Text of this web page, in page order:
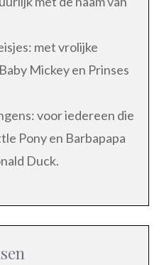
met vrolijke
Mickey en Prinses
voor iedereen die
Pony en Barbapapa
Duck.